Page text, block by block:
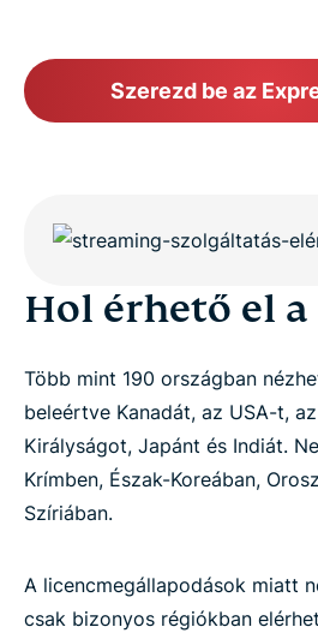
Szerezd be az
Hol érhető el
Több mint 190 országban
beleértve Kanadát, az USA-t,
Királyságot, Japánt és Indiát.
Krímben, Észak-Koreában,
Szíriában.
A licencmegállapodások miatt
csak bizonyos régiókban